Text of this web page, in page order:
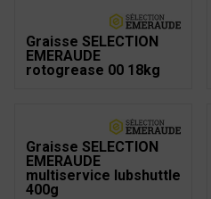
Graisse SELECTION
EMERAUDE
rotogrease 00 18kg
Graisse SELECTION
EMERAUDE
multiservice lubshuttle
400g